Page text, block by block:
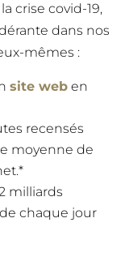
crise covid-19,
dans nos
mêmes :
site web en
recensés
moyenne de
milliards
chaque jour